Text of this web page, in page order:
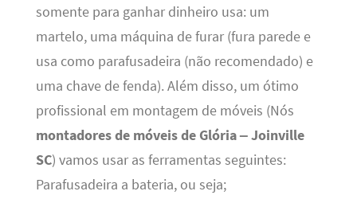
somente para ganhar dinheiro usa: um
martelo, uma máquina de furar (fura parede e
usa como parafusadeira (não recomendado) e
uma chave de fenda). Além disso, um ótimo
profissional em montagem de móveis (Nós
montadores de móveis de Glória – Joinville
SC) vamos usar as ferramentas seguintes:
Parafusadeira a bateria, ou seja;